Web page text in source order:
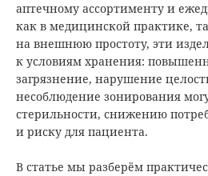
аптечному ассортименту и
как в медицинской практике,
на внешнюю простоту, эти
к условиям хранения:
загрязнение, нарушение
несоблюдение зонирования
стерильности, снижению
и риску для пациента.
В статье мы разберём